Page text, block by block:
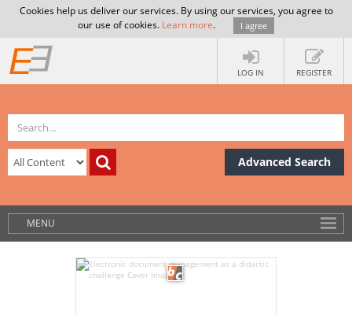
Cookies help us deliver our services. By using our services, you agree to
our use of cookies. Learn more. I agree
LOG IN REGISTER
Advanced Search
MENU